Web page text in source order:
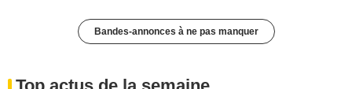
Bandes-annonces à ne pas manquer